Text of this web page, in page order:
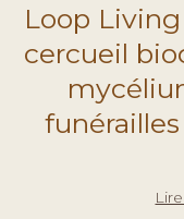
Loop
cercueil